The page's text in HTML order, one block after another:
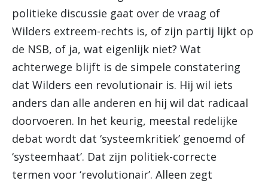
politieke discussie gaat over de vraag of
Wilders extreem-rechts is, of zijn partij lijkt op
de NSB, of ja, wat eigenlijk niet? Wat
achterwege blijft is de simpele constatering
dat Wilders een revolutionair is. Hij wil iets
anders dan alle anderen en hij wil dat radicaal
doorvoeren. In het keurig, meestal redelijke
debat wordt dat ‘systeemkritiek’ genoemd of
‘systeemhaat’. Dat zijn politiek-correcte
termen voor ‘revolutionair’. Alleen zegt